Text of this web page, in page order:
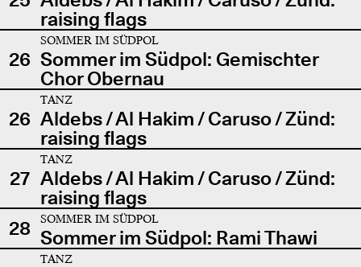
raising flags
26
SOMMER IM SÜDPOL
Sommer im Südpol: Gemischter
Chor Obernau
26
TANZ
Aldebs / Al Hakim / Caruso / Zünd:
raising flags
27
TANZ
Aldebs / Al Hakim / Caruso / Zünd:
raising flags
28
SOMMER IM SÜDPOL
Sommer im Südpol: Rami Thawi
TANZ